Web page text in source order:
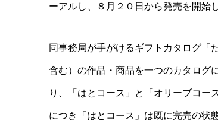
ーアルし、８月２０日から発売を開始し
同事務局が手がけるギフトカタログ「
含む）の作品・商品を一つのカタログ
り、「はとコース」と「オリーブコー
につき 「はとコース」は既に完売の状